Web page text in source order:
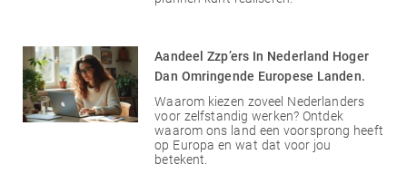
Aandeel Zzp’ers In Nederland Hoger
Dan Omringende Europese Landen.
Waarom kiezen zoveel Nederlanders
voor zelfstandig werken? Ontdek
waarom ons land een voorsprong heeft
op Europa en wat dat voor jou
betekent.